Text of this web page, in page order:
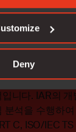
Deny
드 크기 및 메모
시간 자동차
결할 수 있습니다.
한 사전 예방적
케이션에서는
니다. IAR의
분석을 수행하
C, ISO/IEC TS